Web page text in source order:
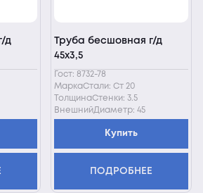
д
Труба бесшовная г/д
45х3,5
Гост: 8732-78
МаркаСтали: Ст 20
ТолщинаСтенки: 3.5
ВнешнийДиаметр: 45
Купить
ПОДРОБНЕЕ